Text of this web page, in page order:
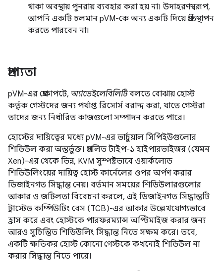
থাকা অবস্থায় পুনরায় ব্যবহার করা হয় না। উদাহরণস্বরূপ,
আপনি একটি চলমান pVM-কে অন্য একটি দিয়ে প্রতিস্থাপন
করতে পারবেন না।
প্রাপ্যতা
pVM-এর প্রেক্ষাপটে, অ্যাভেইলেবিলিটিবলতে বোঝায় হোস্ট
কর্তৃক গেস্টদের জন্য পর্যাপ্ত রিসোর্স বরাদ্দ করা, যাতে গেস্টরা
তাদের জন্য নির্ধারিত কাজগুলো সম্পাদন করতে পারে।
হোস্টের দায়িত্বের মধ্যে pVM-এর ভার্চুয়াল সিপিইউগুলোর
শিডিউল করা অন্তর্ভুক্ত। প্রচলিত টাইপ-১ হাইপারভাইজর (যেমন
Xen)-এর থেকে ভিন্ন, KVM সুস্পষ্টভাবে ওয়ার্কলোড
শিডিউলিংয়ের দায়িত্ব হোস্ট কার্নেলের ওপর অর্পণ করার
ডিজাইনগত সিদ্ধান্ত নেয়। বর্তমান সময়ের শিডিউলারগুলোর
আকার ও জটিলতা বিবেচনা করলে, এই ডিজাইনগত সিদ্ধান্তটি
ট্রাস্টেড কম্পিউটিং বেস (TCB)-এর আকার উল্লেখযোগ্যভাবে
হ্রাস করে এবং হোস্টকে পারফরম্যান্স অপ্টিমাইজ করার জন্য
আরও সুচিন্তিত শিডিউলিং সিদ্ধান্ত নিতে সক্ষম করে। তবে,
একটি ক্ষতিকর হোস্ট কোনো গেস্টকে কখনোই শিডিউল না
করার সিদ্ধান্ত নিতে পারে।